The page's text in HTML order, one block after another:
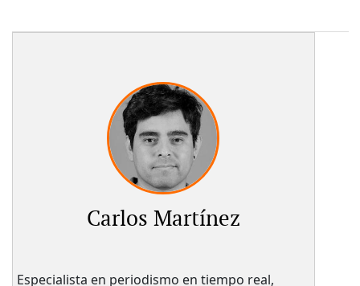
Carlos Martínez
Especialista en periodismo en tiempo real,